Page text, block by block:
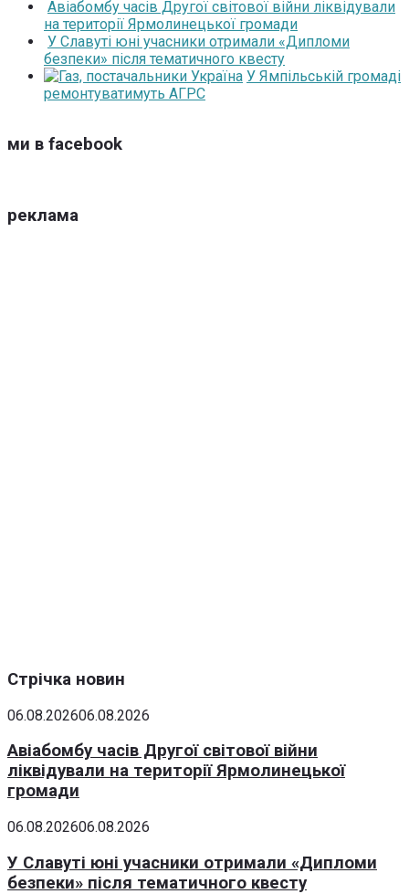
Авіабомбу часів Другої світової війни ліквідували
на території Ярмолинецької громади
У Славуті юні учасники отримали «Дипломи
безпеки» після тематичного квесту
У Ямпільській громаді
ремонтуватимуть АГРС
ми в facebook
реклама
Стрічка новин
06.08.202606.08.2026
Авіабомбу часів Другої світової війни
ліквідували на території Ярмолинецької
громади
06.08.202606.08.2026
У Славуті юні учасники отримали «Дипломи
безпеки» після тематичного квесту